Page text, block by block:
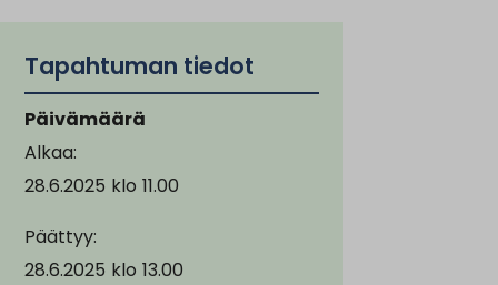
Tapahtuman tiedot
Päivämäärä
Alkaa:
28.6.2025 klo 11.00
Päättyy:
28.6.2025 klo 13.00